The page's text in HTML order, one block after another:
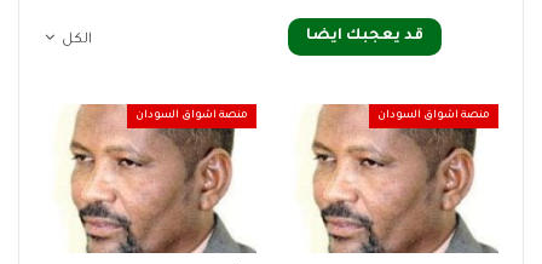
الكل قد يعجبك ايضا
منصة اشواق السودان منصة اشواق السودان